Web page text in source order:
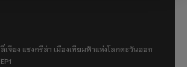
ลี่เจียง แชงกรีล่า เมืองเทียมฟ้าแห่งโลกตะวันออก
EP1